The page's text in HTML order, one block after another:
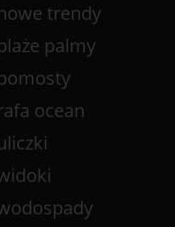
trendy
palmy
ocean